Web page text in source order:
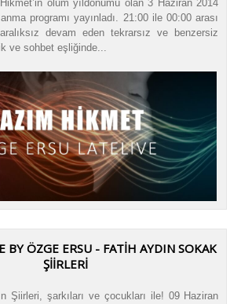
ölüm yıldönümü olan 3 Haziran 2014
programı yayınladı. 21:00 ile 00:00 arası
devam eden tekrarsız ve benzersiz
ve sohbet eşliğinde...
BY ÖZGE ERSU - FATIH AYDIN SOKAK
ŞIIRLERI
Şiirleri, şarkıları ve çocukları ile! 09 Haziran